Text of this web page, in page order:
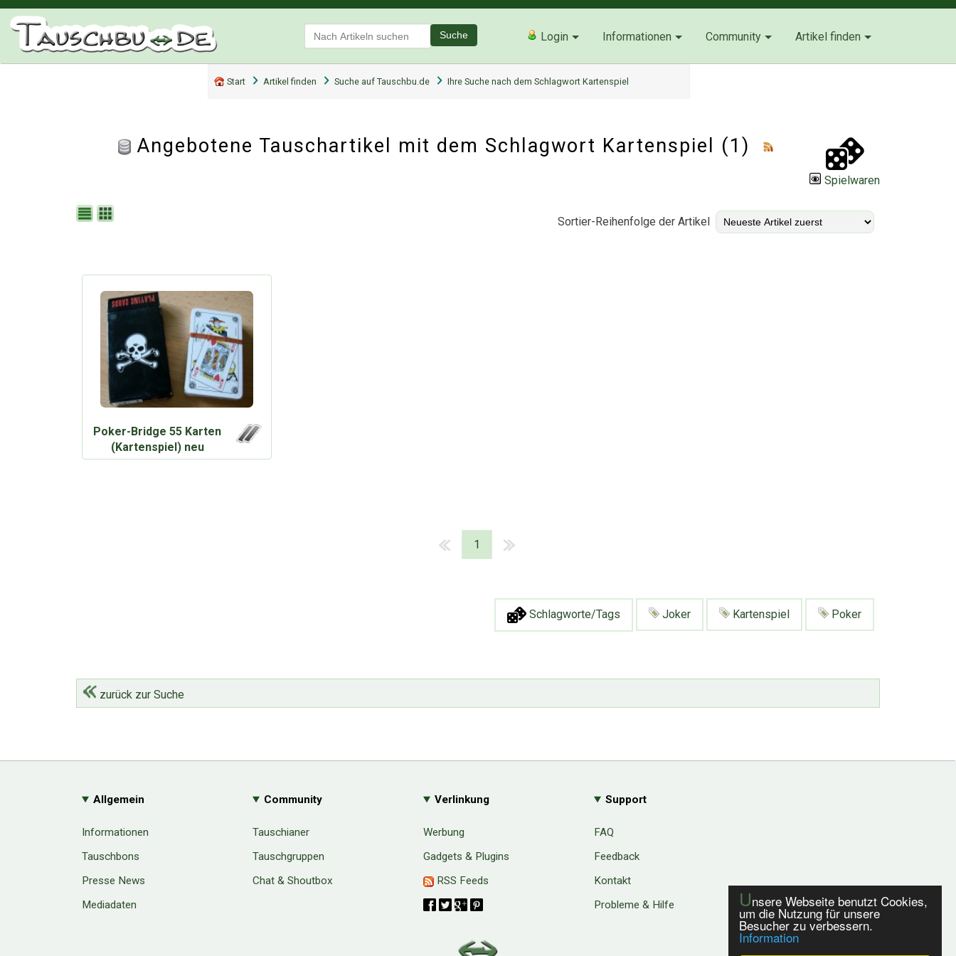
Unsere Webseite benutzt Cookies,
um die Nutzung für unsere
Besucher zu verbessern.
Information
Suche Login Informationen Community Artikel finden
Start Artikel finden Suche auf Tauschbu.de Ihre Suche nach dem Schlagwort Kartenspiel
Spielwaren
Angebotene Tauschartikel mit dem Schlagwort Kartenspiel (1)
Sortier-Reihenfolge der Artikel
Poker-Bridge 55 Karten
(Kartenspiel) neu
1
Schlagworte/Tags Joker Kartenspiel Poker
zurück zur Suche
Allgemein
Informationen
Tauschbons
Presse News
Mediadaten
Community
Tauschianer
Tauschgruppen
Chat & Shoutbox
Verlinkung
Werbung
Gadgets & Plugins
RSS Feeds
Support
FAQ
Feedback
Kontakt
Probleme & Hilfe